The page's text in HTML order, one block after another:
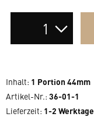
Inhalt: 1 Portion 44mm
Artikel-Nr.: 36-01-1
Lieferzeit: 1-2 Werktage